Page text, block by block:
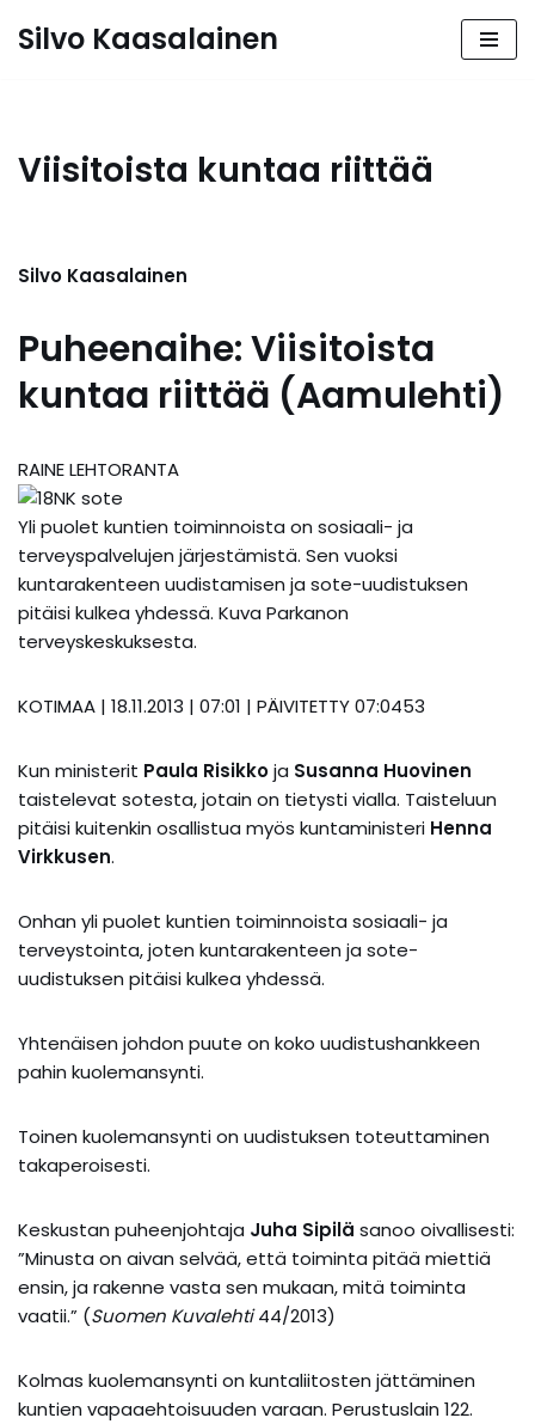
Silvo Kaasalainen
Viisitoista kuntaa riittää
Silvo Kaasalainen
Puheenaihe: Viisitoista
kuntaa riittää (Aamulehti)
RAINE LEHTORANTA
Yli puolet kuntien toiminnoista on sosiaali- ja
terveyspalvelujen järjestämistä. Sen vuoksi
kuntarakenteen uudistamisen ja sote-uudistuksen
pitäisi kulkea yhdessä. Kuva Parkanon
terveyskeskuksesta.
KOTIMAA | 18.11.2013 | 07:01 | PÄIVITETTY 07:0453
Kun ministerit Paula Risikkoja Susanna Huovinen
taistelevat sotesta, jotain on tietysti vialla. Taisteluun
pitäisi kuitenkin osallistua myös kuntaministeri Henna
Virkkusen.
Onhan yli puolet kuntien toiminnoista sosiaali- ja
terveystointa, joten kuntarakenteen ja sote-
uudistuksen pitäisi kulkea yhdessä.
Yhtenäisen johdon puute on koko uudistushankkeen
pahin kuolemansynti.
Toinen kuolemansynti on uudistuksen toteuttaminen
takaperoisesti.
Keskustan puheenjohtaja Juha Sipilä sanoo oivallisesti:
”Minusta on aivan selvää, että toiminta pitää miettiä
ensin, ja rakenne vasta sen mukaan, mitä toiminta
vaatii.” (Suomen Kuvalehti44/2013)
Kolmas kuolemansynti on kuntaliitosten jättäminen
kuntien vapaaehtoisuuden varaan. Perustuslain 122.